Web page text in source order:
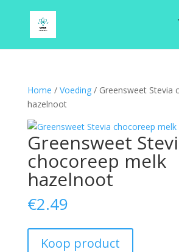
Home / Voeding/ Greensweet Stevia
hazelnoot
Greensweet
chocoreep melk
hazelnoot
€2.49
Koop product